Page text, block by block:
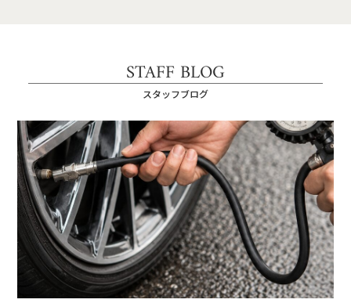
STAFF BLOG
スタッフブログ